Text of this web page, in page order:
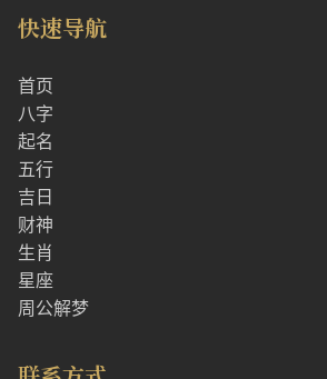
快速导航
首页
八字
起名
五行
吉日
财神
生肖
星座
周公解梦